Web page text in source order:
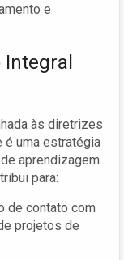
e
Integral
às diretrizes
é uma estratégia
aprendizagem
para:
de contato com
projetos de